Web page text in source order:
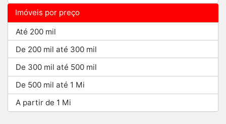
Imóveis por preço
Até 200 mil
De 200 mil até 300 mil
De 300 mil até 500 mil
De 500 mil até 1 Mi
A partir de 1 Mi